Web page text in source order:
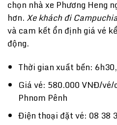
chọn nhà xe Phương Heng
hơn. Xe khách đi
và cam kết ổn định giá vé
động.
Thời gian xuất bến:
Giá vé: 580.000 VNĐ/vé/
Phnom Pênh
Điện thoại đặt vé: 08 38